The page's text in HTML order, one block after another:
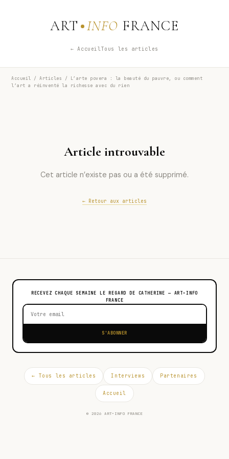
ART INFO FRANCE
← AccueilTous les articles
Accueil /Articles
/ L’arte povera : la beauté du pauvre, ou comment
l’art a réinventé la richesse avec du rien
Article introuvable
Cet article n’existe pas ou a été supprimé.
← Retour aux articles
RECEVEZ CHAQUE SEMAINE LE REGARD DE CATHERINE — ART•INFO
FRANCE
S'ABONNER
← Tous les articles Interviews Partenaires
Accueil
© 2026 ART•INFO FRANCE